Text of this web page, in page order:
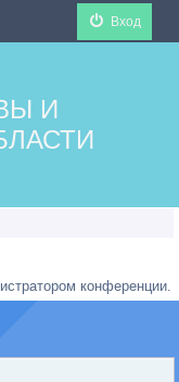
Вход
И
конференции.